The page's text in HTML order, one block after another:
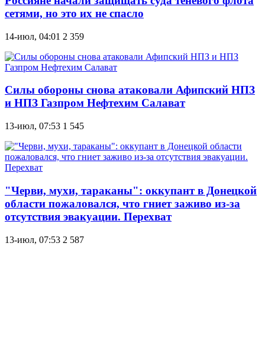
сетями, но это их не спасло
14-июл, 04:01 2 359
Силы обороны снова атаковали Афипский НПЗ
и НПЗ Газпром Нефтехим Салават
13-июл, 07:53 1 545
"Черви, мухи, тараканы": оккупант в Донецкой
области пожаловался, что гниет заживо из-за
отсутствия эвакуации. Перехват
13-июл, 07:53 2 587